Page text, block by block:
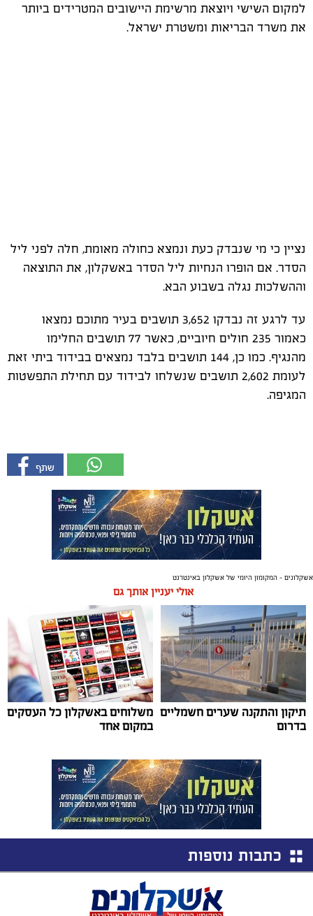
למקום השישי ויוצאת מרשימת היישובים המטרידים ביותר
את משרד הבריאות ומשטרת ישראל.
נציין כי מי שנבדק כעת ונמצא כחולה מאומת, חלה לפני ליל
הסדר. אם הופרו הנחיות ליל הסדר באשקלון, את התוצאה
וההשלכות נגלה בשבוע הבא.
עד לרגע זה נבדקו 3,652 תושבים בעיר מתוכם נמצאו
כאמור 235 חולים חיוביים, כאשר 77 תושבים החלימו
מהנגיף. כמו כן, 144 תושבים בלבד נמצאים בבידוד ביתי זאת
לעומת 2,602 תושבים שנשלחו לבידוד עם תחילת התפשטות
המגיפה.
אשקלונים - המקומון היומי של אשקלון באינטרנט
אולי יעניין אותך גם
תיקון והתקנה שערים חשמליים
בדרום
משלוחים באשקלון כל העסקים
במקום אחד
כתבות נוספות